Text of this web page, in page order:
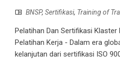
BNSP, Sertifikasi, Training of
Pelatihan Dan Sertifikasi
Pelatihan Kerja - Dalam era
kelanjutan dari sertifikasi ISO